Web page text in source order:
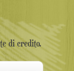
di credito.